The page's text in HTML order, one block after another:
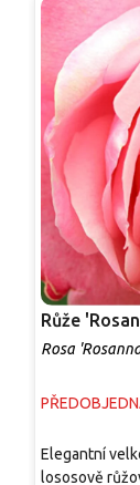
Růže
Rosa
Elegantní
lososově